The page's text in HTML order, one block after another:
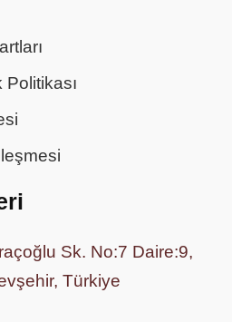
Sk. No:7 Daire:9,
Türkiye